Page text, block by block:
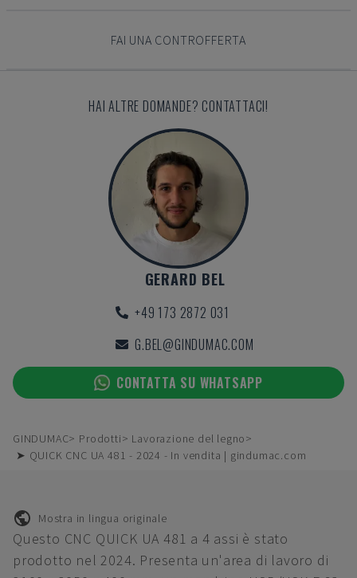
FAI UNA CONTROFFERTA
HAI ALTRE DOMANDE? CONTATTACI!
GERARD BEL
+49 173 2872 031
G.BEL@GINDUMAC.COM
CONTATTA SU WHATSAPP
GINDUMAC Prodotti
Lavorazione del legno
➤ QUICK CNC UA 481 - 2024 - In vendita | gindumac.com
Mostra in lingua originale
Questo CNC QUICK UA 481 a 4 assi è stato
prodotto nel 2024. Presenta un'area di lavoro di